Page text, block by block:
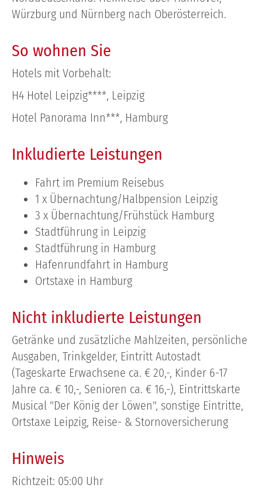
Würzburg und Nürnberg nach Oberösterreich.
So wohnen Sie
Hotels mit Vorbehalt:
H4 Hotel Leipzig****, Leipzig
Hotel Panorama Inn***, Hamburg
Inkludierte Leistungen
Fahrt im Premium Reisebus
1 x Übernachtung/Halbpension Leipzig
3 x Übernachtung/Frühstück Hamburg
Stadtführung in Leipzig
Stadtführung in Hamburg
Hafenrundfahrt in Hamburg
Ortstaxe in Hamburg
Nicht inkludierte Leistungen
Getränke und zusätzliche Mahlzeiten, persönliche
Ausgaben, Trinkgelder, Eintritt Autostadt
(Tageskarte Erwachsene ca. € 20,-, Kinder 6-17
Jahre ca. € 10,-, Senioren ca. € 16,-), Eintrittskarte
Musical "Der König der Löwen", sonstige Eintritte,
Ortstaxe Leipzig, Reise- & Stornoversicherung
Hinweis
Richtzeit: 05:00 Uhr